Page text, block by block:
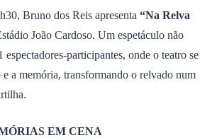
Bruno dos Reis apresenta “Na Relva
João Cardoso. Um espetáculo não
participantes, onde o teatro se
a memória, transformando o relvado num
EM CENA